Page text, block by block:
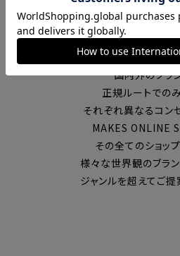
富山の中心エリアで
セレクトショッ
国内外のブラ
正規ルートでの
それぞれ異なるコン
MAKES ONLINE
その全てのショッ
様々な世界観のブラ
ジャンルを超えてご